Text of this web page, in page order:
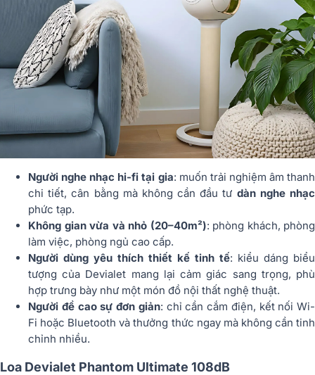
Người nghe nhạc hi-fi tại gia: muốn trải nghiệm âm thanh
chi tiết, cân bằng mà không cần đầu tư dàn nghe nhạc
phức tạp.
Không gian vừa và nhỏ (20–40m²): phòng khách, phòng
làm việc, phòng ngủ cao cấp.
Người dùng yêu thích thiết kế tinh tế: kiểu dáng biểu
tượng của Devialet mang lại cảm giác sang trọng, phù
hợp trưng bày như một món đồ nội thất nghệ thuật.
Người đề cao sự đơn giản: chỉ cần cắm điện, kết nối Wi-
Fi hoặc Bluetooth và thưởng thức ngay mà không cần tinh
chỉnh nhiều.
Loa Devialet Phantom Ultimate 108dB